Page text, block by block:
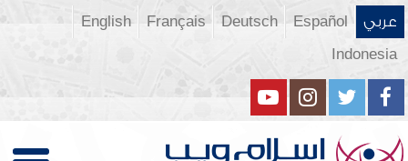
عربي Español
Deutsch
Français
English
Indonesia